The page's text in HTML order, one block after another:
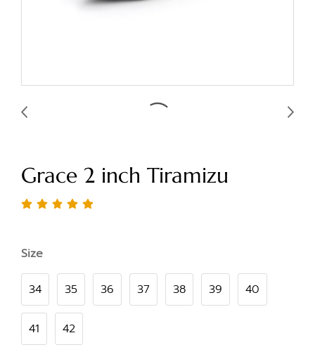
Grace 2 inch Tiramizu
Size
34 35 36 37 38 39 40
41 42